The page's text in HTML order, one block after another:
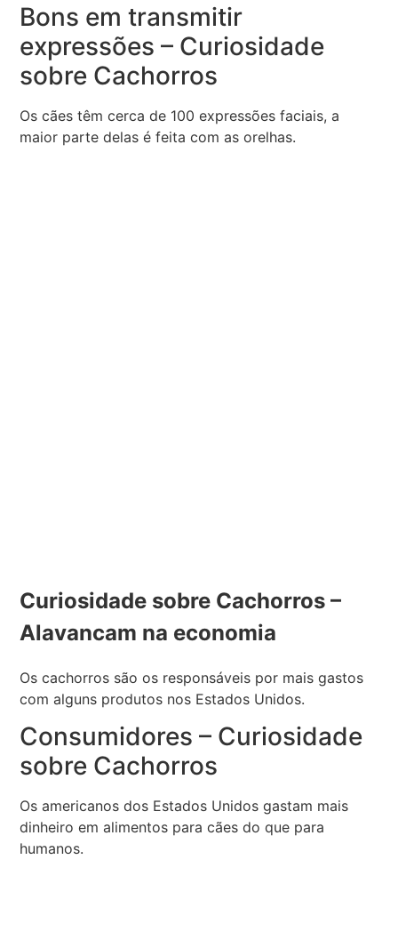
Bons em transmitir
expressões – Curiosidade
sobre Cachorros
Os cães têm cerca de 100 expressões faciais, a
maior parte delas é feita com as orelhas.
Curiosidade sobre Cachorros –
Alavancam na economia
Os cachorros são os responsáveis por mais gastos
com alguns produtos nos Estados Unidos.
Consumidores – Curiosidade
sobre Cachorros
Os americanos dos Estados Unidos gastam mais
dinheiro em alimentos para cães do que para
humanos.